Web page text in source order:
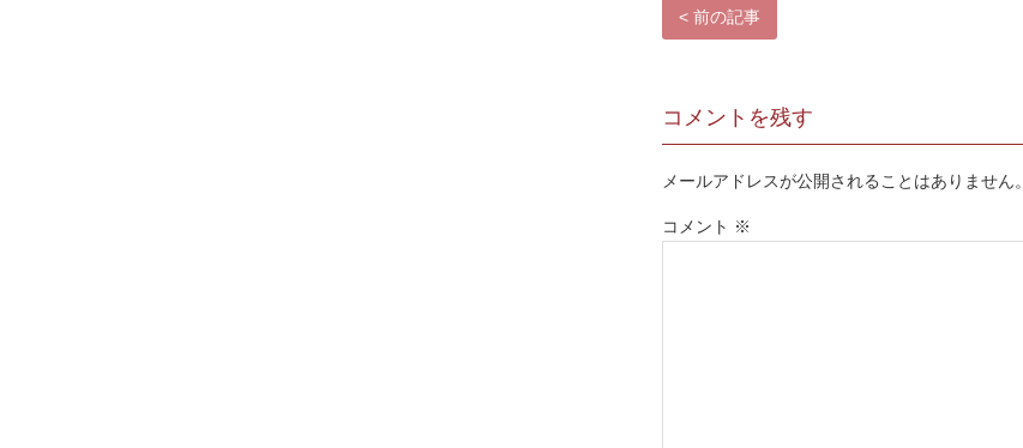
< 前の記事
コメントを残す
メールアドレスが公開されることはありません。
コメント ※